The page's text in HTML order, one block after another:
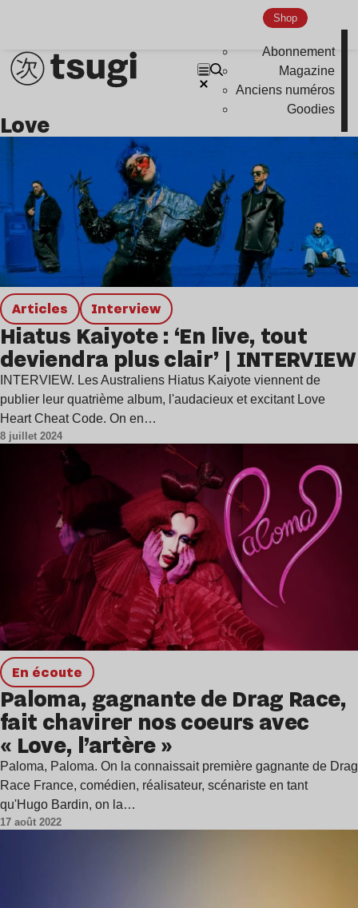
Shop
Abonnement
Magazine
Anciens numéros
Goodies
love
Articles interview
Hiatus Kaiyote : ‘En live, tout
deviendra plus clair’ | INTERVIEW
INTERVIEW. Les Australiens Hiatus Kaiyote viennent de
publier leur quatrième album, l'audacieux et excitant Love
Heart Cheat Code. On en…
8 juillet 2024
en écoute
Paloma, gagnante de Drag Race,
fait chavirer nos coeurs avec
« Love, l’artère »
Paloma, Paloma. On la connaissait première gagnante de Drag
Race France, comédien, réalisateur, scénariste en tant
qu'Hugo Bardin, on la…
17 août 2022